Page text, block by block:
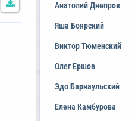
Анатолий Днепров
Яша Боярский
Виктор Тюменский
Олег Ершов
Эдо Барнаульский
Елена Камбурова